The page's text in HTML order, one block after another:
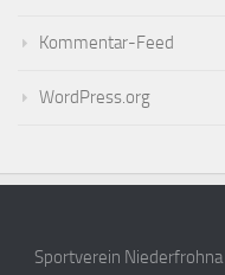
Kommentar-Feed
WordPress.org
Sportverein